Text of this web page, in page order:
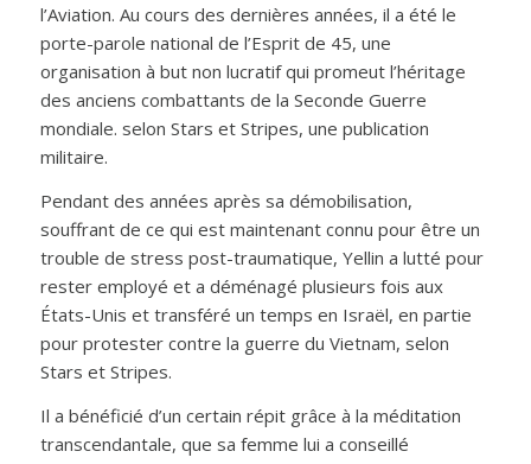
l’Aviation. Au cours des dernières années, il a été le
porte-parole national de l’Esprit de 45, une
organisation à but non lucratif qui promeut l’héritage
des anciens combattants de la Seconde Guerre
mondiale. selon Stars et Stripes, une publication
militaire.
Pendant des années après sa démobilisation,
souffrant de ce qui est maintenant connu pour être un
trouble de stress post-traumatique, Yellin a lutté pour
rester employé et a déménagé plusieurs fois aux
États-Unis et transféré un temps en Israël, en partie
pour protester contre la guerre du Vietnam, selon
Stars et Stripes.
Il a bénéficié d’un certain répit grâce à la méditation
transcendantale, que sa femme lui a conseillé